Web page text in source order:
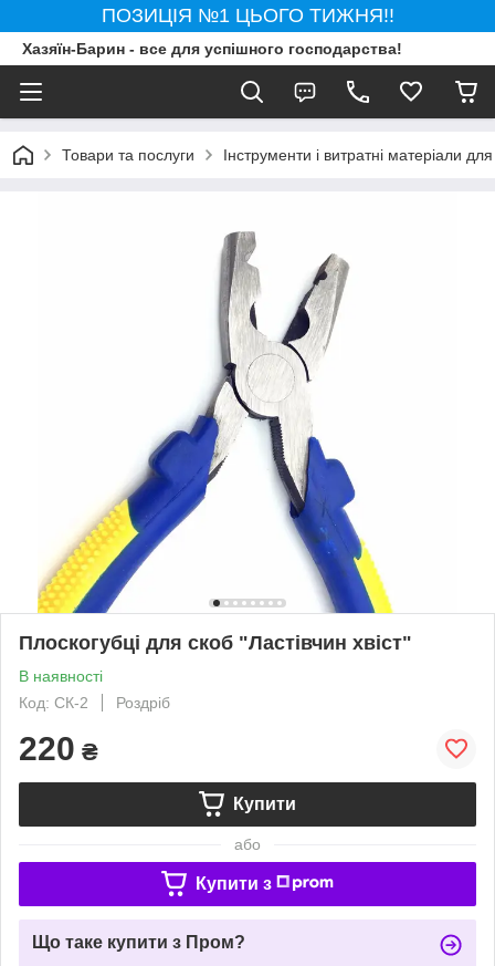
ПОЗИЦІЯ №1 ЦЬОГО ТИЖНЯ!!
Хазяїн-Барин - все для успішного господарства!
Товари та послуги Інструменти і витратні матеріали для
Плоскогубці для скоб "Ластівчин хвіст"
В наявності
Код: СК-2
Роздріб
220 ₴
Купити
або
Купити з
Що таке купити з Пром?